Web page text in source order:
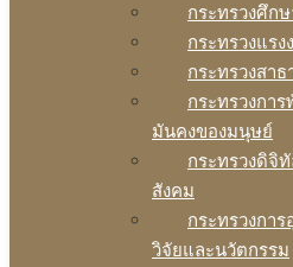
กระทรวงศึก
กระทรวงแรง
กระทรวงสา
กระทรวงกา
มันคงของมนุษย์
กระทรวงดิจิ
สังคม
กระทรวงกา
วิจัยและนวัตกรรม